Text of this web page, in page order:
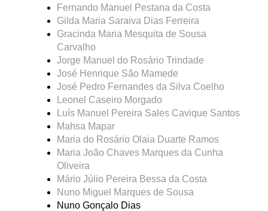
Fernando Manuel Pestana da Costa
Gilda Maria Saraiva Dias Ferreira
Gracinda Maria Mesquita de Sousa
Carvalho
Jorge Manuel do Rosário Trindade
José Henrique São Mamede
José Pedro Fernandes da Silva Coelho
Leonel Caseiro Morgado
Luís Manuel Pereira Sales Cavique Santos
Mahsa Mapar
Maria do Rosário Olaia Duarte Ramos
Maria João Chaves Marques da Cunha
Oliveira
Mário Júlio Pereira Bessa da Costa
Nuno Miguel Marques de Sousa
Nuno Gonçalo Dias